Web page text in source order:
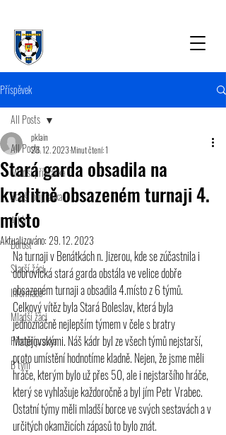
Příspěvek
All Posts
Mladší přípravka
Starší přípravka
A tým
Dorost
Starší žáci
Informace
Mladší žáci
Předpřípravka
B tým
All Posts
Stará garda obsadila na
kvalitně obsazeném turnaji 4.
místo
pklain
28. 12. 2023Minut čtení: 1
Aktualizováno:29. 12. 2023
Na turnaji v Benátkách n. Jizerou, kde se zúčastnila i
dobrovická stará garda obstála ve velice dobře
obsazeném turnaji a obsadila 4.místo z 6 týmů.
Celkový vítěz byla Stará Boleslav, která byla
jednoznačně nejlepším týmem v čele s bratry
Matějovskými. Náš kádr byl ze všech týmů nejstarší,
proto umístění hodnotíme kladně. Nejen, že jsme měli
hráče, kterým bylo už přes 50, ale i nejstaršího hráče,
který se vyhlašuje každoročně a byl jím Petr Vrabec.
Ostatní týmy měli mladší borce ve svých sestavách a v
určitých okamžicích zápasů to bylo znát.